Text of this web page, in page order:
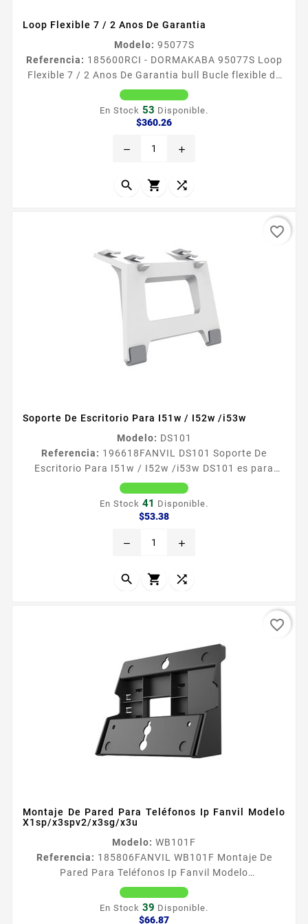
Loop Flexible 7 / 2 Anos De Garantia
Modelo: 95077S
Referencia: 185600RCI - DORMAKABA 95077S Loop
Flexible 7 / 2 Anos De Garantia bull Bucle flexible de
uso pesado con capacidad de conductor aumentada
bull 16conductor calibre 22 gauge o 8conductor
calibre 18 bull Disponible en color Plata 2 Antildeos
En Stock 53 Disponible.
$360.26Precio
remove add
  
Soporte De Escritorio Para I51w / I52w /i53w
Modelo: DS101
Referencia: 196618FANVIL DS101 Soporte De
Escritorio Para I51w / I52w /i53w DS101 es para
estaciones de interior i51W i52W i53W que necesitan
estar sobre el escritorio adecuado para una
instalacioacuten simple y ahorrar espacio Modelos
13537626237 mm Material ABS Peso 30 g
En Stock 41 Disponible.
$53.38Precio
remove add
  
favorite_border
Montaje De Pared Para Teléfonos Ip Fanvil Modelo
X1sp/x3spv2/x3sg/x3u
Modelo: WB101F
Referencia: 185806FANVIL WB101F Montaje De
Pared Para Teléfonos Ip Fanvil Modelo
X1sp/x3spv2/x3sg/x3u WB101 y WB102 es un
accesorio para cuando el teleacutefono IP necesita
ser montado en la pared Es adecuado para una
En Stock 39 Disponible.
$66.87Precio
favorite_border